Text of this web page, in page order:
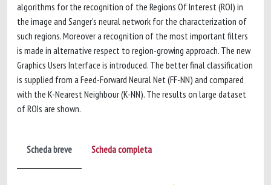
algorithms for the recognition of the Regions Of Interest (ROI) in
the image and Sanger's neural network for the characterization of
such regions. Moreover a recognition of the most important filters
is made in alternative respect to region-growing approach. The new
Graphics Users Interface is introduced. The better final classification
is supplied from a Feed-Forward Neural Net (FF-NN) and compared
with the K-Nearest Neighbour (K-NN). The results on large dataset
of ROIs are shown.
Scheda breve Scheda completa